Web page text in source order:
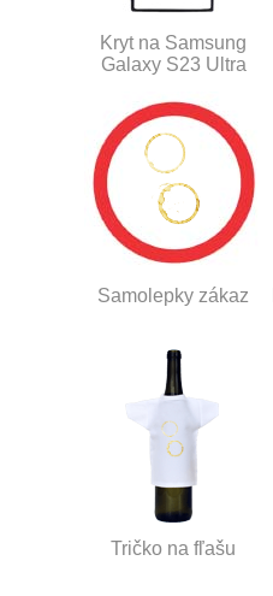
Kryt na Samsung
Galaxy S23 Ultra
Samolepky zákaz
Tričko na fľašu